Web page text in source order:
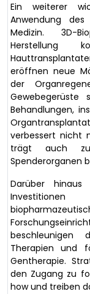
Ein weiterer
Anwendung
Medizin. 3D-
Herstellung
eröffnen neue
der
Gewebegerüste
Behandlungen,
verbessert nicht
trägt auch
Spenderorganen
Darüber hinaus
Investitionen
beschleunigen
Therapien und
Gentherapie.
den Zugang zu
how und treiben